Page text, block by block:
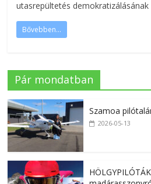
utasrepültetés
Bővebben...
Pár mondatban
Szamoa
2026-05-13